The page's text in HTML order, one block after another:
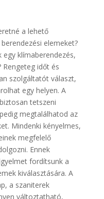
a lehető
elemeket?
egy klímaberendezés,
Rengeteg időt és
szolgáltatót választ,
egy helyen. A
tetszeni
megtalálhatod az
Mindenki kényelmes,
megfelelő
Ennek
fordítsunk a
kiválasztására. A
a szaniterek
változtatható,